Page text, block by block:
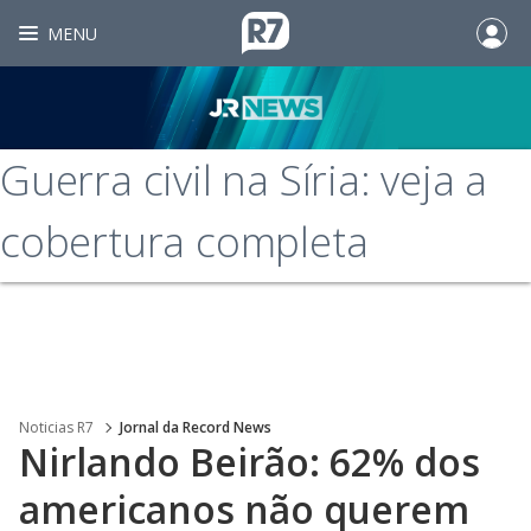
MENU
Guerra civil na Síria: veja a
cobertura completa
Noticias R7 Jornal da Record News
Nirlando Beirão: 62% dos
americanos não querem